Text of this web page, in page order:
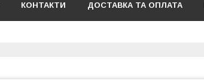
КОНТАКТИ ДОСТАВКА ТА ОПЛАТА